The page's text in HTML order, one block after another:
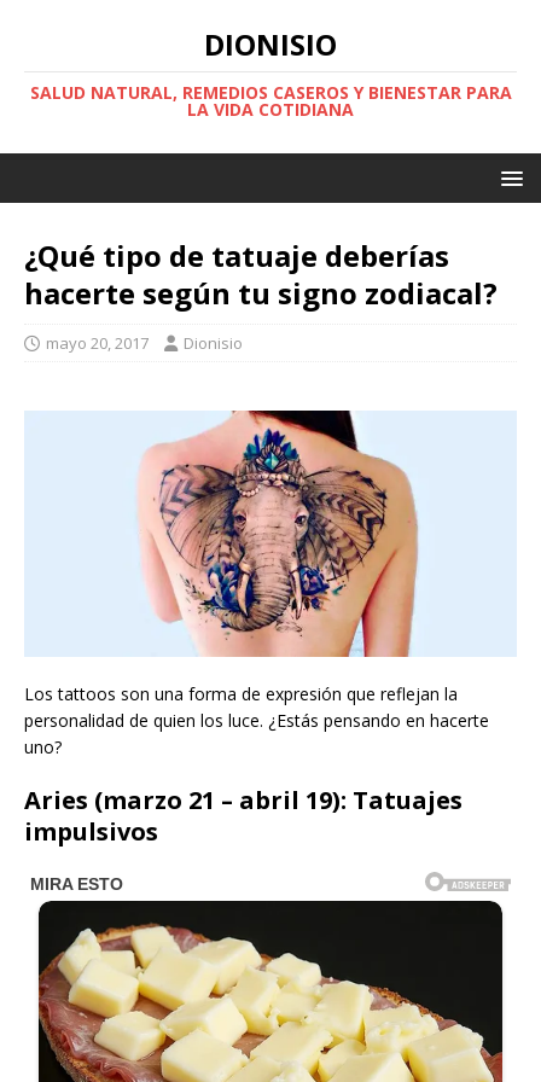
DIONISIO
SALUD NATURAL, REMEDIOS CASEROS Y BIENESTAR PARA
LA VIDA COTIDIANA
¿Qué tipo de tatuaje deberías
hacerte según tu signo zodiacal?
mayo 20, 2017 Dionisio
Los tattoos son una forma de expresión que reflejan la
personalidad de quien los luce. ¿Estás pensando en hacerte
uno?
Aries (marzo 21 – abril 19): Tatuajes
impulsivos